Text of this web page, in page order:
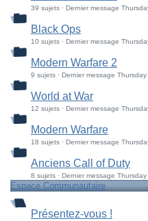
39 sujets · Dernier message
Black Ops
10 sujets · Dernier message
Modern Warfare 2
9 sujets · Dernier message
World at War
12 sujets · Dernier message
Modern Warfare
18 sujets · Dernier message
Anciens Call of Duty
8 sujets · Dernier message
Espace Communautaire
Présentez-vous !